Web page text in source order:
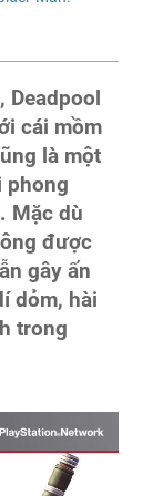
cái mồm
là một
phong
Mặc dù
được
gây ấn
dỏm, hài
trong